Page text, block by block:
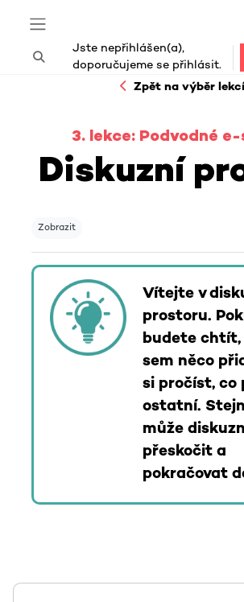
Boční panel
Přepnout vyhledávání
Jste nepřihlášen(a),
doporučujeme se přihlásit.
Zpět na výběr lekcí
3. lekce: Podvodné
Diskuzní
Zobrazit
Vítejte v
prostoru.
budete chtít,
sem něco
si pročíst, co
ostatní.
může
přeskočit a
pokračovat